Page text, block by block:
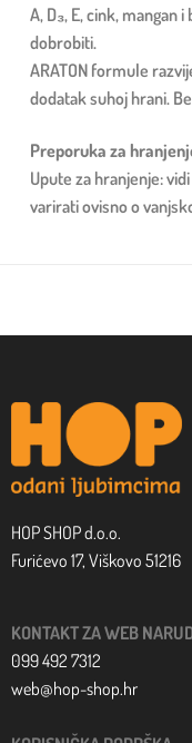
A, D₃, E, cink,
dobrobiti.
ARATON formule
dodatak suhoj hrani.
Preporuka za
Upute za hranjenje:
varirati ovisno o
HOP SHOP d.o.o.
Furićevo 17, Viškovo 51216
KONTAKT ZA WEB
099 492 7312
web@hop-shop.hr